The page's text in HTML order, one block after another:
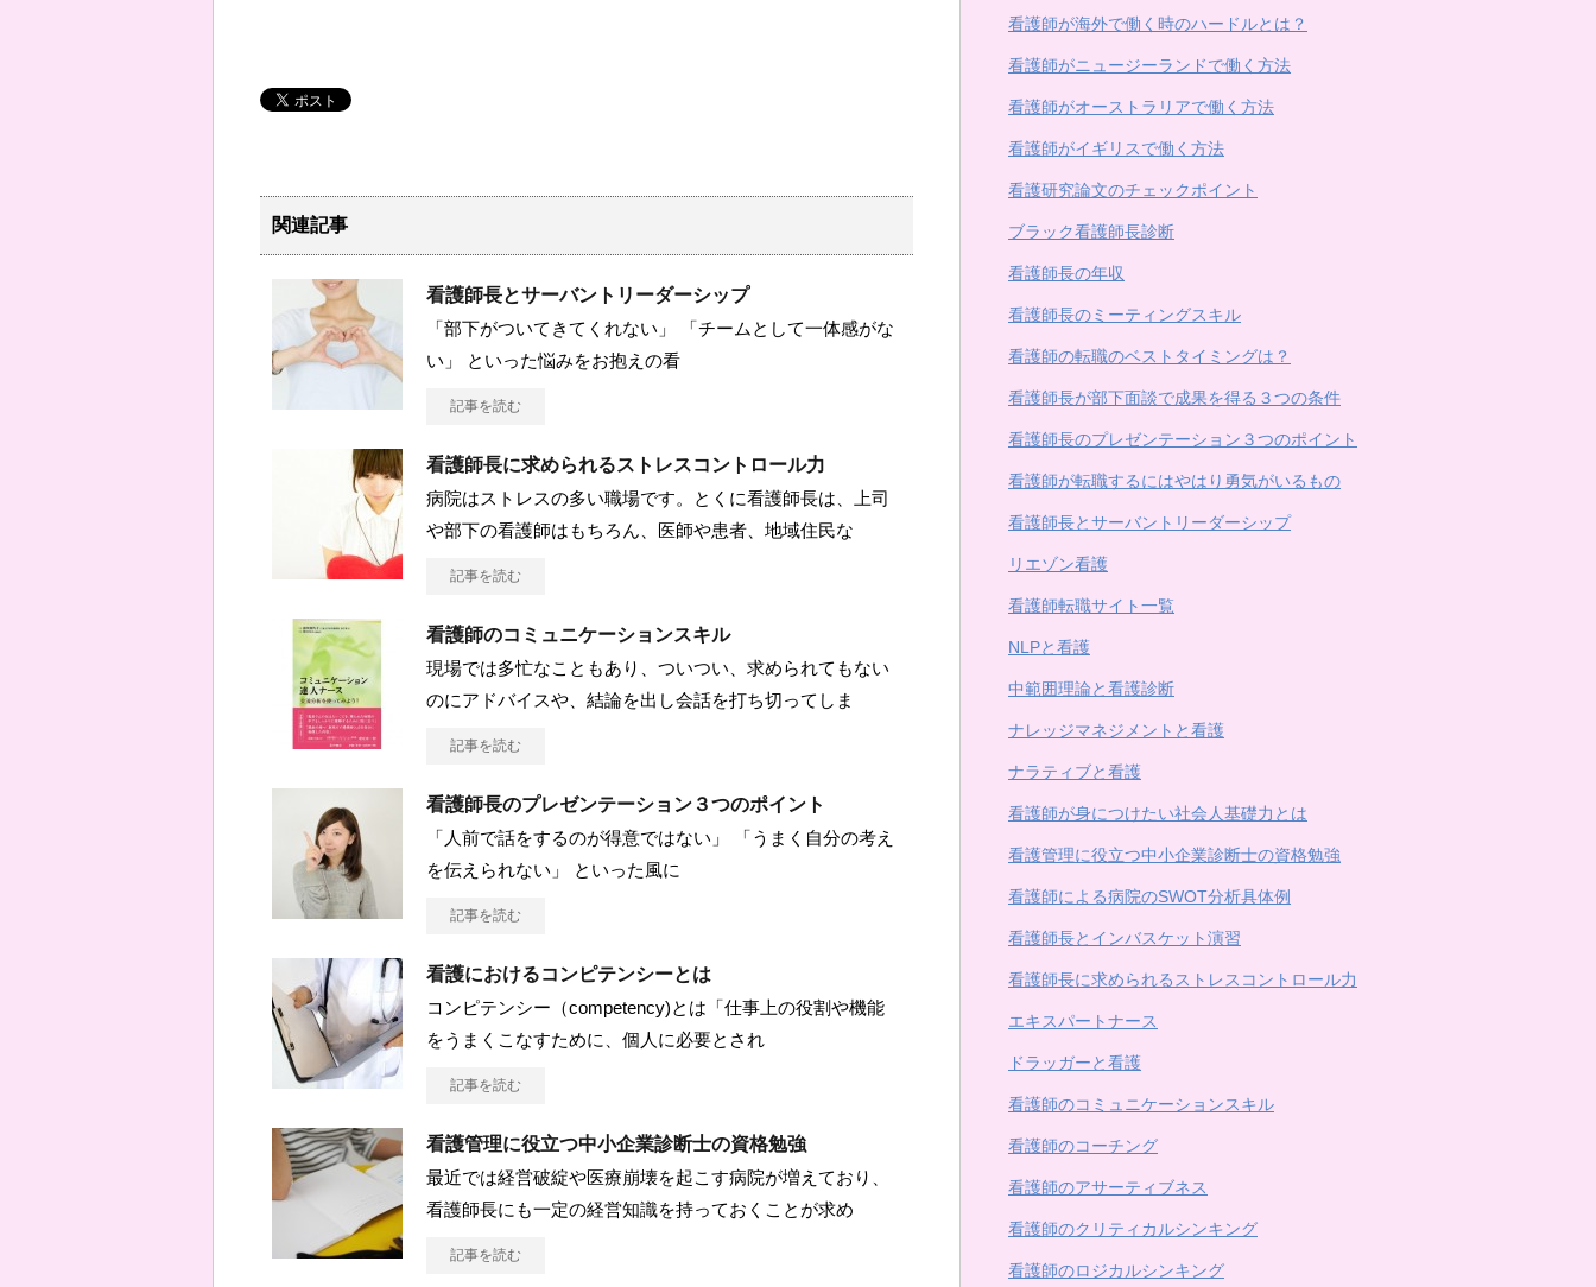
関連記事
看護師長とサーバントリーダーシップ
「部下がついてきてくれない」 「チームとして一体感がな
い」 といった悩みをお抱えの看
記事を読む
看護師長に求められるストレスコントロール力
病院はストレスの多い職場です。とくに看護師長は、上司
や部下の看護師はもちろん、医師や患者、地域住民な
記事を読む
看護師のコミュニケーションスキル
現場では多忙なこともあり、ついつい、求められてもない
のにアドバイスや、結論を出し会話を打ち切ってしま
記事を読む
看護師長のプレゼンテーション３つのポイント
「人前で話をするのが得意ではない」 「うまく自分の考え
を伝えられない」 といった風に
記事を読む
看護におけるコンピテンシーとは
コンピテンシー（competency)とは「仕事上の役割や機能
をうまくこなすために、個人に必要とされ
記事を読む
看護管理に役立つ中小企業診断士の資格勉強
最近では経営破綻や医療崩壊を起こす病院が増えており、
看護師長にも一定の経営知識を持っておくことが求め
記事を読む
看護師が海外で働く時のハードルとは？
看護師がニュージーランドで働く方法
看護師がオーストラリアで働く方法
看護師がイギリスで働く方法
看護研究論文のチェックポイント
ブラック看護師長診断
看護師長の年収
看護師長のミーティングスキル
看護師の転職のベストタイミングは？
看護師長が部下面談で成果を得る３つの条件
看護師長のプレゼンテーション３つのポイント
看護師が転職するにはやはり勇気がいるもの
看護師長とサーバントリーダーシップ
リエゾン看護
看護師転職サイト一覧
NLPと看護
中範囲理論と看護診断
ナレッジマネジメントと看護
ナラティブと看護
看護師が身につけたい社会人基礎力とは
看護管理に役立つ中小企業診断士の資格勉強
看護師による病院のSWOT分析具体例
看護師長とインバスケット演習
看護師長に求められるストレスコントロール力
エキスパートナース
ドラッガーと看護
看護師のコミュニケーションスキル
看護師のコーチング
看護師のアサーティブネス
看護師のクリティカルシンキング
看護師のロジカルシンキング